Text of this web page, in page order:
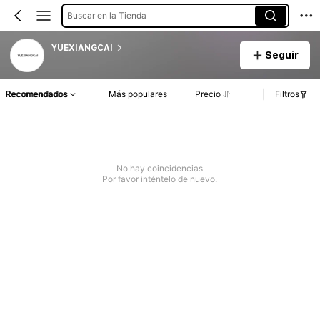
Buscar en la Tienda
YUEXIANGCAI
Seguir
Recomendados Más populares Precio Filtros
No hay coincidencias
Por favor inténtelo de nuevo.